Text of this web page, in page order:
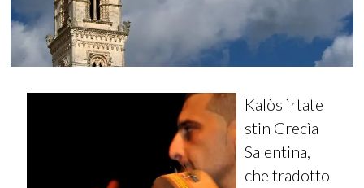
Kalòs ìrtate
stin Grecìa
Salentina,
che tradotto